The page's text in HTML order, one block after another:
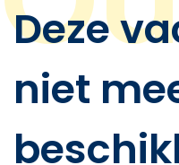
Deze
niet